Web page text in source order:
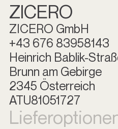
ZICERO
ZICERO GmbH
+43 676 83958143
Heinrich Bablik-
Brunn am Gebirge
2345 Österreich
ATU81051727